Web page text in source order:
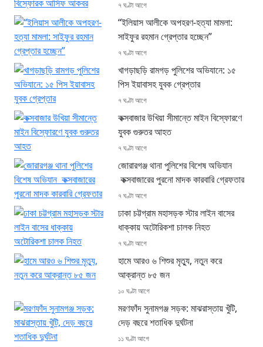
৭ ঘণ্টা আগে
“ইলিয়াস আলীকে অপহরণ-হত্যা মামলা:
সাইফুর রহমান গ্রেপ্তার হচ্ছেন”
৭ ঘণ্টা আগে
খাগড়াছড়ি রামগড় পুলিশের অভিযানে: ১৫
পিস ইয়াবাসহ যুবক গ্রেপ্তার
৭ ঘণ্টা আগে
কক্সবাজার উখিয়া সীমান্তে মাইন বিস্ফোরণে
যুবক গুরুতর আহত
৭ ঘণ্টা আগে
জোরারগঞ্জ থানা পুলিশের বিশেষ অভিযান
কক্সবাজারের পুরনো মাদক কারবারি গ্রেফতার
৭ ঘণ্টা আগে
ঢাকা চট্টগ্রাম মহাসড়ক স্টার লাইন বাসের
ধাক্কায় অটোরিকশা চালক নিহত
৭ ঘণ্টা আগে
হামে আরও ৬ শিশুর মৃত্যু, নতুন করে
আক্রান্ত ৮৫ জন
১০ ঘণ্টা আগে
মরণফাঁদ সুনামগঞ্জ সড়ক: মাঝরাস্তায় খুঁটি,
দেড় বছরে শতাধিক দুর্ঘটনা
১১ ঘণ্টা আগে